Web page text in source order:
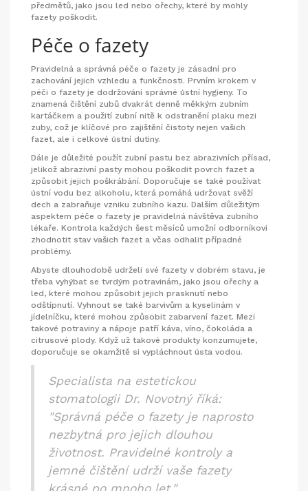
předmětů, jako jsou led nebo ořechy, které by mohly
fazety poškodit.
Péče o fazety
Pravidelná a správná péče o fazety je zásadní pro
zachování jejich vzhledu a funkčnosti. Prvním krokem v
péči o fazety je dodržování správné ústní hygieny. To
znamená čištění zubů dvakrát denně měkkým zubním
kartáčkem a použití zubní nitě k odstranění plaku mezi
zuby, což je klíčové pro zajištění čistoty nejen vašich
fazet, ale i celkové ústní dutiny.
Dále je důležité použít zubní pastu bez abrazivních přísad,
jelikož abrazivní pasty mohou poškodit povrch fazet a
způsobit jejich poškrábání. Doporučuje se také používat
ústní vodu bez alkoholu, která pomáhá udržovat svěží
dech a zabraňuje vzniku zubního kazu. Dalším důležitým
aspektem péče o fazety je pravidelná návštěva zubního
lékaře. Kontrola každých šest měsíců umožní odborníkovi
zhodnotit stav vašich fazet a včas odhalit případné
problémy.
Abyste dlouhodobě udrželi své fazety v dobrém stavu, je
třeba vyhýbat se tvrdým potravinám, jako jsou ořechy a
led, které mohou způsobit jejich prasknutí nebo
odštípnutí. Vyhnout se také barvivům a kyselinám v
jídelníčku, které mohou způsobit zabarvení fazet. Mezi
takové potraviny a nápoje patří káva, víno, čokoláda a
citrusové plody. Když už takové produkty konzumujete,
doporučuje se okamžitě si vypláchnout ústa vodou.
Specialista na estetickou
stomatologii Dr. Novotný říká:
"Správná péče o fazety je naprosto
nezbytná pro jejich dlouhou
životnost. Pravidelné kontroly a
jemné čištění udrží vaše fazety